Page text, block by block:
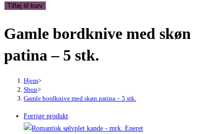
Gamle
med
patina
Tilføj til kurv
Gamle bordknive med skøn
patina – 5 stk.
Hjem>
Shop>
Gamle bordknive med skøn patina – 5 stk.
Forrige produkt